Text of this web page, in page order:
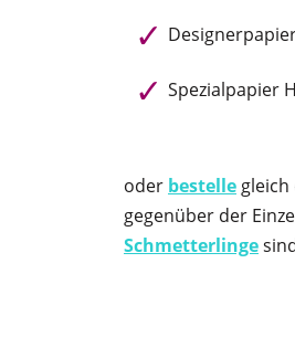
Spezialpapier
oder bestelle
gegenüber der
Schmetterlinge